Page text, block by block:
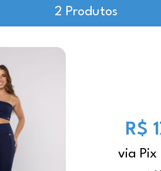
2 Produtos
R$
via Pix